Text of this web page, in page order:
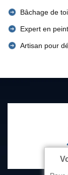
Bâchage de
Expert en
Artisan pour